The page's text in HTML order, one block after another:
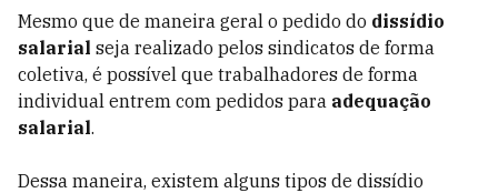
Mesmo que de maneira geral o pedido do dissídio
salarial seja realizado pelos sindicatos de forma
coletiva, é possível que trabalhadores de forma
individual entrem com pedidos para adequação
salarial.
Dessa maneira, existem alguns tipos de dissídio